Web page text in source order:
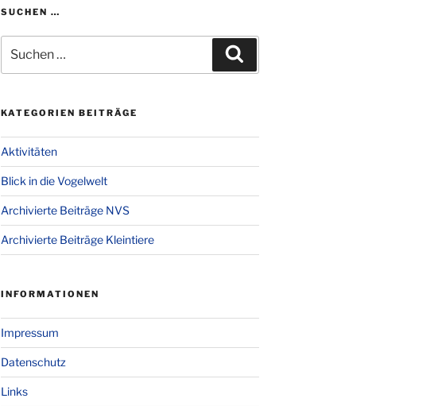
SUCHEN …
nach:
KATEGORIEN BEITRÄGE
Aktivitäten
Blick in die Vogelwelt
Archivierte Beiträge NVS
Archivierte Beiträge Kleintiere
INFORMATIONEN
Impressum
Datenschutz
Links